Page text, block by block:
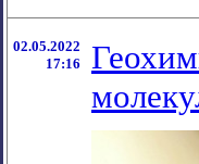
02.05.2022
17:16